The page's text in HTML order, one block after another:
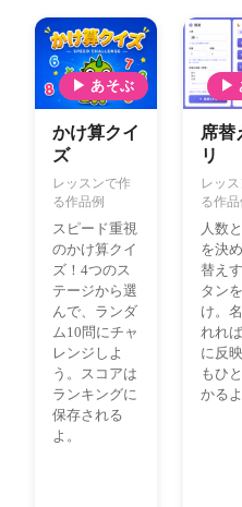
▶ あそぶ
かけ算クイ
ズ
レッスンで作
る作品例
スピード重視
のかけ算クイ
ズ！4つのス
テージから選
んで、ランダ
ム10問にチャ
レンジしよ
う。スコアは
ランキングに
保存される
よ。
▶
席替
リ
レッ
る作品
人数
を決
替え
タン
け。
れれ
に反
もひ
かるよ